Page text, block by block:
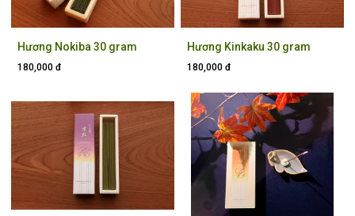
Hương Nokiba 30 gram
180,000 đ
Hương Kinkaku 30 gram
180,000 đ